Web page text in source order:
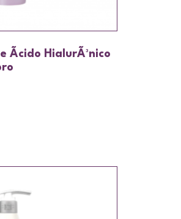
Ãcido HialurÃ³nico